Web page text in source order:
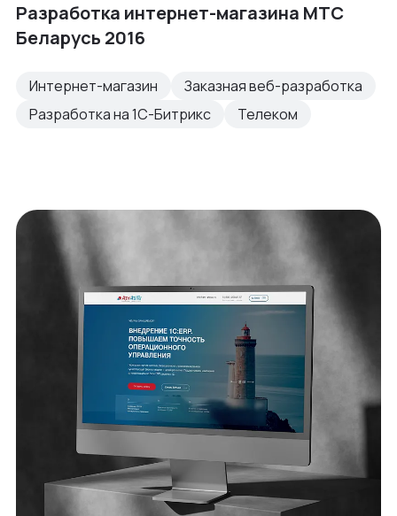
Разработка интернет-магазина МТС
Беларусь 2016
Интернет-магазин
Заказная веб-разработка
Разработка на 1С-Битрикс
Телеком